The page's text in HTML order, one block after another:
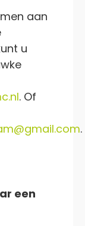
aan
u
. Of
.
een